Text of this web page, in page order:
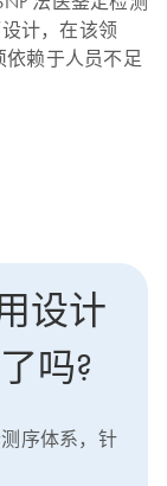
计，在该领
赖于人员不足
设计
吗?
序体系，针